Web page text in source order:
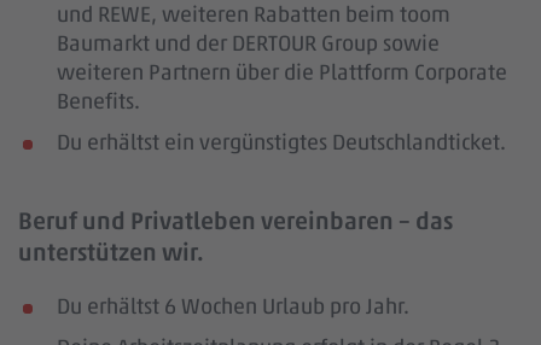
und REWE, weiteren Rabatten beim toom
Baumarkt und der DERTOUR Group sowie
weiteren Partnern über die Plattform Corporate
Benefits.
Du erhältst ein vergünstigtes Deutschlandticket.
Beruf und Privatleben vereinbaren – das
unterstützen wir.
Du erhältst 6 Wochen Urlaub pro Jahr.